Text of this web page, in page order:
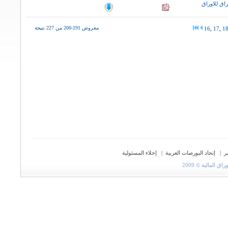
للاوراق
معروض 191-200 من 227 نتيجة 16 17 18
| إتحاد البورصات العربية |
إخلاء المسئولية
© 2009